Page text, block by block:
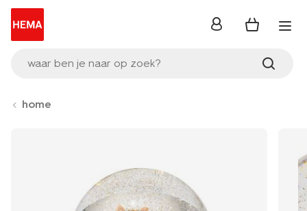
waar ben je naar op zoek?
inloggen
home